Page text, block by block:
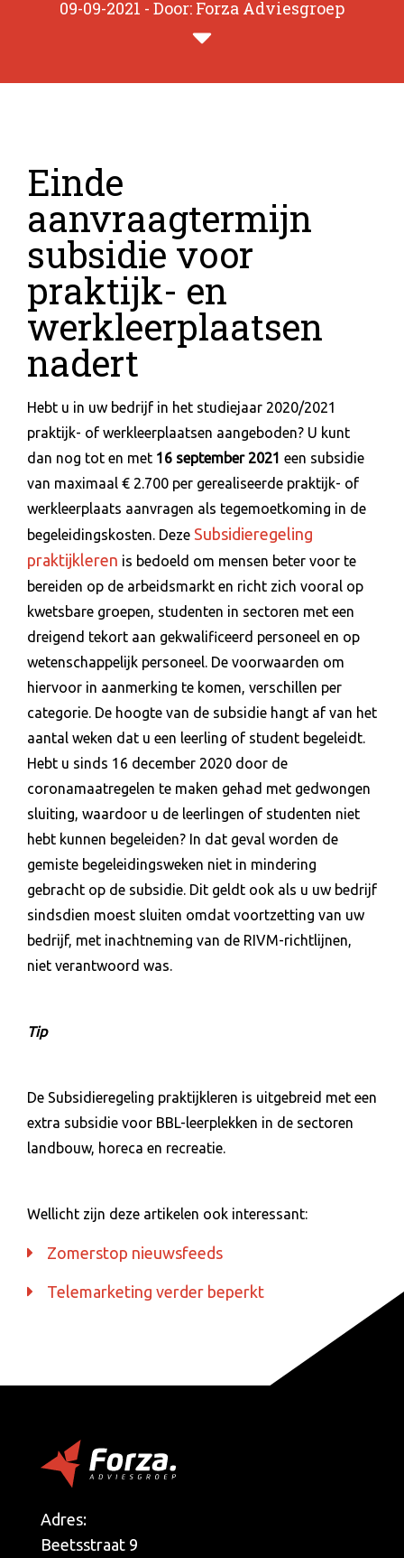
09-09-2021 - Door: Forza Adviesgroep
Einde
aanvraagtermijn
subsidie voor
praktijk- en
werkleerplaatsen
nadert
Hebt u in uw bedrijf in het studiejaar 2020/2021
praktijk- of werkleerplaatsen aangeboden? U kunt
dan nog tot en met 16 september 2021 een subsidie
van maximaal € 2.700 per gerealiseerde praktijk- of
werkleerplaats aanvragen als tegemoetkoming in de
begeleidingskosten. Deze Subsidieregeling
praktijkleren is bedoeld om mensen beter voor te
bereiden op de arbeidsmarkt en richt zich vooral op
kwetsbare groepen, studenten in sectoren met een
dreigend tekort aan gekwalificeerd personeel en op
wetenschappelijk personeel. De voorwaarden om
hiervoor in aanmerking te komen, verschillen per
categorie. De hoogte van de subsidie hangt af van het
aantal weken dat u een leerling of student begeleidt.
Hebt u sinds 16 december 2020 door de
coronamaatregelen te maken gehad met gedwongen
sluiting, waardoor u de leerlingen of studenten niet
hebt kunnen begeleiden? In dat geval worden de
gemiste begeleidingsweken niet in mindering
gebracht op de subsidie. Dit geldt ook als u uw bedrijf
sindsdien moest sluiten omdat voortzetting van uw
bedrijf, met inachtneming van de RIVM-richtlijnen,
niet verantwoord was.
Tip
De Subsidieregeling praktijkleren is uitgebreid met een
extra subsidie voor BBL-leerplekken in de sectoren
landbouw, horeca en recreatie.
Wellicht zijn deze artikelen ook interessant:
Zomerstop nieuwsfeeds
Telemarketing verder beperkt
Adres:
Beetsstraat 9